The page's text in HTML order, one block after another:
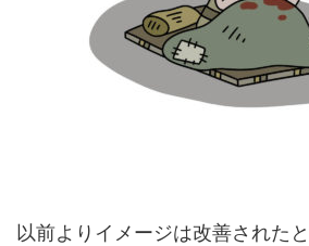
以前よりイメージは改善された